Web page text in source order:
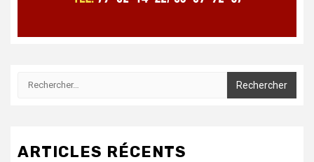
Rechercher :
ARTICLES RÉCENTS